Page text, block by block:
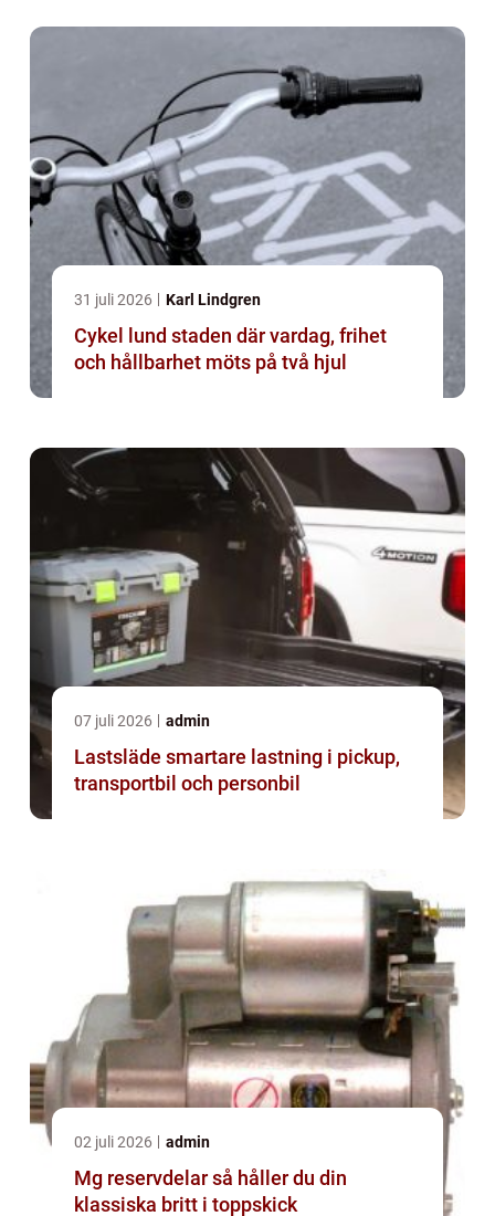
31 juli 2026 Karl Lindgren
Cykel lund staden där vardag, frihet
och hållbarhet möts på två hjul
07 juli 2026 admin
Lastsläde smartare lastning i pickup,
transportbil och personbil
02 juli 2026 admin
Mg reservdelar så håller du din
klassiska britt i toppskick